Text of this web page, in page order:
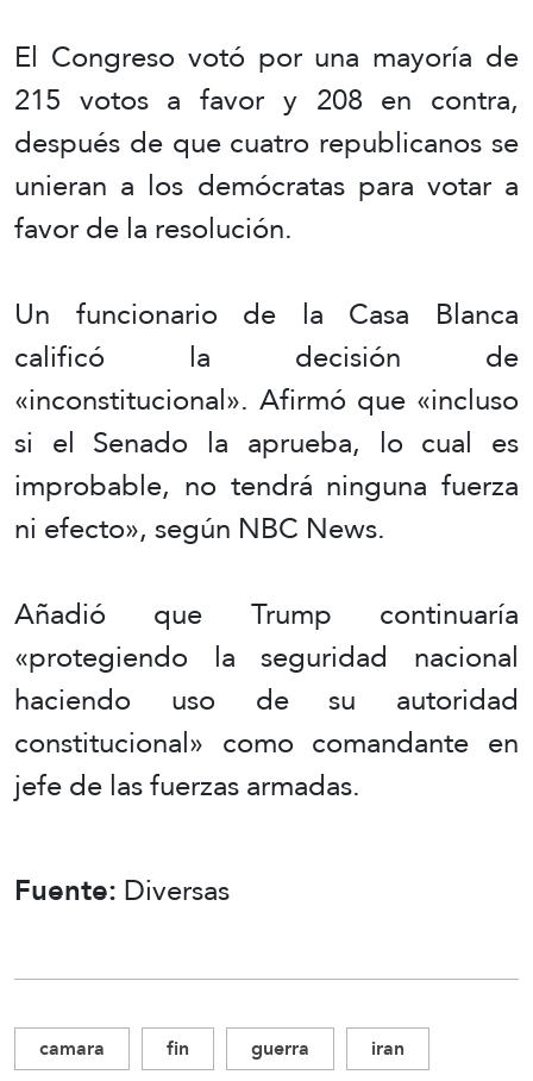
El Congreso votó por una mayoría de
215 votos a favor y 208 en contra,
después de que cuatro republicanos se
unieran a los demócratas para votar a
favor de la resolución.
Un funcionario de la Casa Blanca
calificó la decisión de
«inconstitucional». Afirmó que «incluso
si el Senado la aprueba, lo cual es
improbable, no tendrá ninguna fuerza
ni efecto», según NBC News.
Añadió que Trump continuaría
«protegiendo la seguridad nacional
haciendo uso de su autoridad
constitucional» como comandante en
jefe de las fuerzas armadas.
Fuente:Diversas
camara fin guerra iran